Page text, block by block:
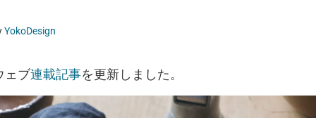
YokoDesign
ェブ連載記事を更新しました。